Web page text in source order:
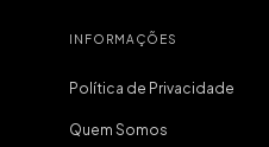
INFORMAÇÕES
Política de Privacidade
Quem Somos